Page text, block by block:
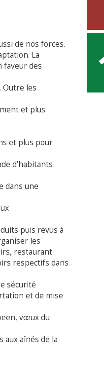
de nos forces.
La
faveur des
Outre les
et plus
et plus pour
d’habitants
dans une
puis revus à
les
restaurant
respectifs dans
sécurité
et de mise
vœux du
aux aînés de la